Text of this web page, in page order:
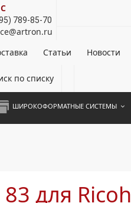
789-85-70
Статьи Новости
Поиск по списку
ШИРОКОФОРМАТНЫЕ СИСТЕМЫ
для Ricoh